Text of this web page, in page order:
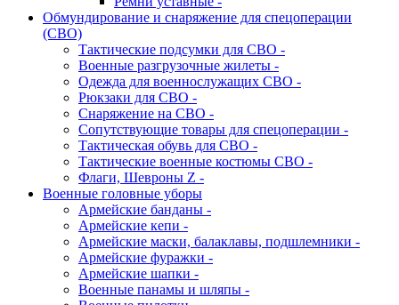
Обмундирование и снаряжение для спецоперации
(СВО)
Тактические подсумки для СВО -
Военные разгрузочные жилеты -
Одежда для военнослужащих СВО -
Рюкзаки для СВО -
Снаряжение на СВО -
Сопутствующие товары для спецоперации -
Тактическая обувь для СВО -
Тактические военные костюмы СВО -
Флаги, Шевроны Z -
Военные головные уборы
Армейские банданы -
Армейские кепи -
Армейские маски, балаклавы, подшлемники -
Армейские фуражки -
Армейские шапки -
Военные панамы и шляпы -